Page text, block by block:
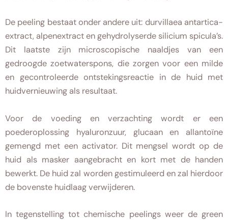
De peeling bestaat onder andere uit: durvillaea antartica-
extract, alpenextract en gehydrolyserde silicium spicula’s.
Dit laatste zijn microscopische naaldjes van een
gedroogde zoetwaterspons, die zorgen voor een milde
en gecontroleerde ontstekingsreactie in de huid met
huidvernieuwing als resultaat.
Voor de voeding en verzachting wordt er een
poederoplossing hyaluronzuur, glucaan en allantoïne
gemengd met een activator. Dit mengsel wordt op de
huid als masker aangebracht en kort met de handen
bewerkt. De huid zal worden gestimuleerd en zal hierdoor
de bovenste huidlaag verwijderen.
In tegenstelling tot chemische peelings weer de green